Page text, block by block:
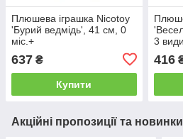
Плюшева іграшка Nicotoy
'Бурий ведмідь', 41 см, 0
міс.+
637 ₴
Купити
3
416
Акційні пропозиції та новинки